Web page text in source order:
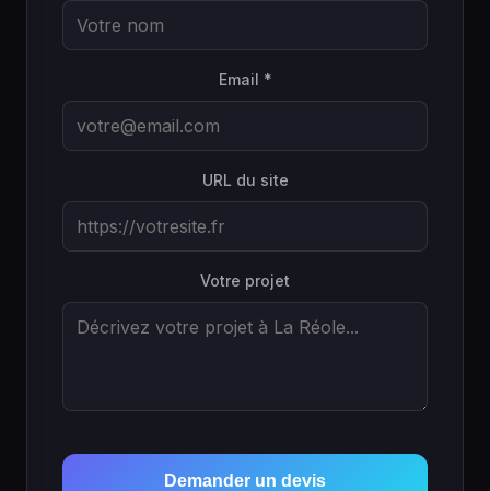
Email *
URL du site
Votre projet
Demander un devis